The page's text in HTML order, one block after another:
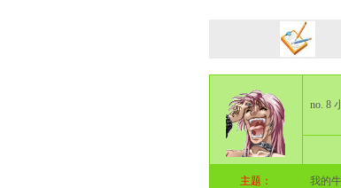
no. 8
主题： 我的